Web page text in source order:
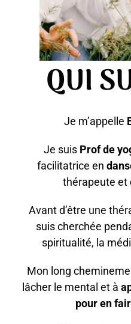
QUI
Je m’appelle
Je suis Prof de
facilitatrice en
thérapeute et
Avant d’être une
suis cherchée
spiritualité, la
Mon long
lâcher le mental et à
pour en